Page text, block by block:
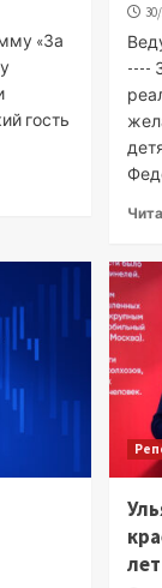
«За
гость
----
лет